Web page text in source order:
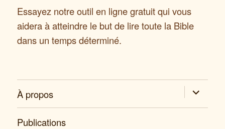
Essayez notre outil en ligne gratuit qui vous
aidera à atteindre le but de lire toute la Bible
dans un temps déterminé.
À propos expand
child
menu
Publications